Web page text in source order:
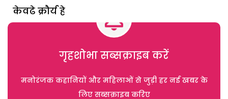
केवढे क्रौर्य हे
गृहशोभा सब्सक्राइब करें
मनोरंजक कहानियों और महिलाओं से जुड़ी हर नई खबर के
लिए सब्सक्राइब करिए